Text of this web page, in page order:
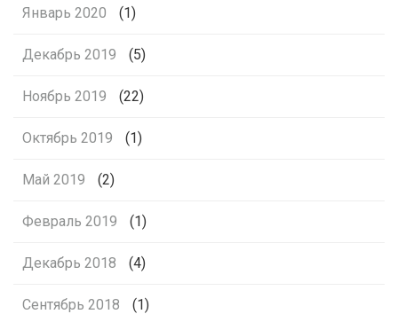
Январь 2020 (1)
Декабрь 2019 (5)
Ноябрь 2019 (22)
Октябрь 2019 (1)
Май 2019 (2)
Февраль 2019 (1)
Декабрь 2018 (4)
Сентябрь 2018 (1)